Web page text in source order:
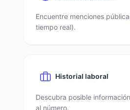
Encuentre menciones
tiempo real).
Historial laboral
Descubra posible
al número.